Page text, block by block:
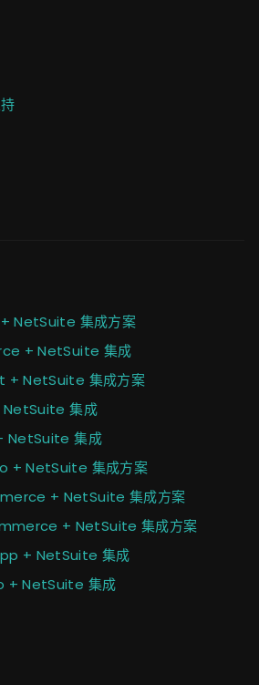
NetSuite 集成方案
+ NetSuite 集成
NetSuite 集成方案
集成
NetSuite 集成
+ NetSuite 集成方案
+ NetSuite 集成方案
+ NetSuite 集成方案
+ NetSuite 集成
+ NetSuite 集成